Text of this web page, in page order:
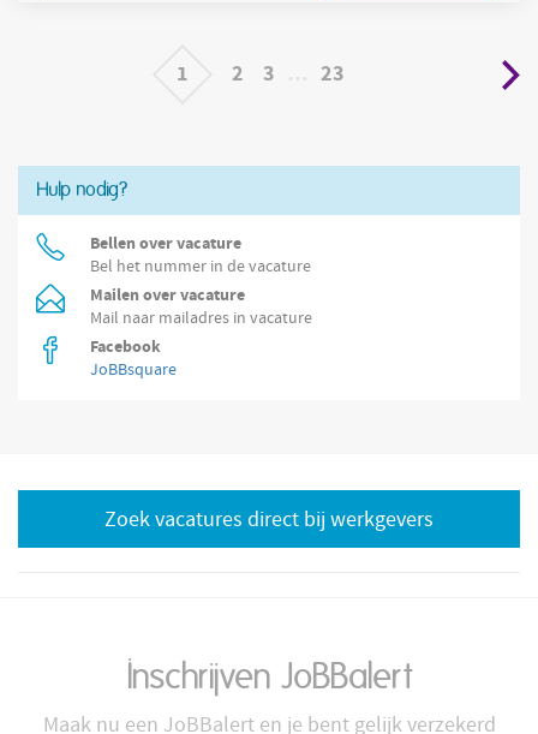
1 2 3 23
Hulp nodig?
Bellen over vacature
Bel het nummer in de vacature
Mailen over vacature
Mail naar mailadres in vacature
Facebook
JoBBsquare
Zoek vacatures direct bij werkgevers
Inschrijven JoBBalert
Maak nu een JoBBalert en je bent gelijk verzekerd